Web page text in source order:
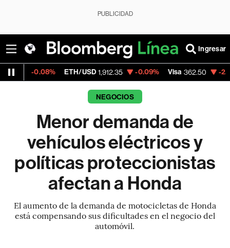
PUBLICIDAD
Ingresar
ETH/USD 1,912.35 -0.09% Visa 362.50 -2.15%
NEGOCIOS
Menor demanda de
vehículos eléctricos y
políticas proteccionistas
afectan a Honda
El aumento de la demanda de motocicletas de Honda
está compensando sus dificultades en el negocio del
automóvil.